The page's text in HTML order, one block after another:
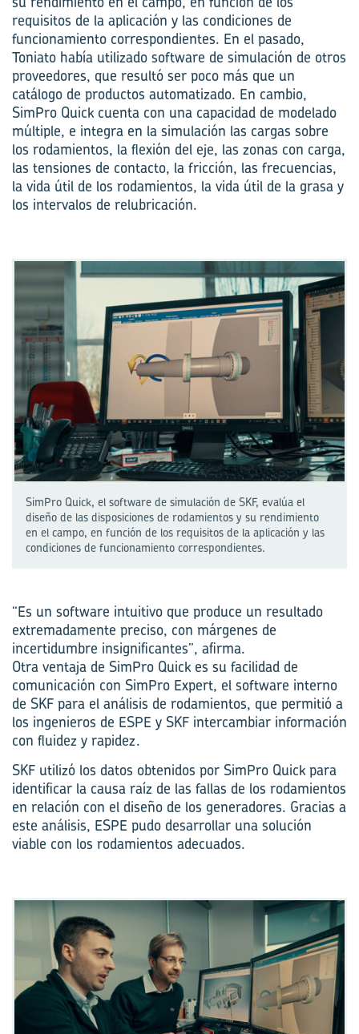
requisitos de la aplicación y las condiciones de
funcionamiento correspondientes. En el pasado,
Toniato había utilizado software de simulación de otros
proveedores, que resultó ser poco más que un
catálogo de productos automatizado. En cambio,
SimPro Quick cuenta con una capacidad de modelado
múltiple, e integra en la simulación las cargas sobre
los rodamientos, la flexión del eje, las zonas con carga,
las tensiones de contacto, la fricción, las frecuencias,
la vida útil de los rodamientos, la vida útil de la grasa y
los intervalos de relubricación.
SimPro Quick, el software de simulación de SKF, evalúa el
diseño de las disposiciones de rodamientos y su rendimiento
en el campo, en función de los requisitos de la aplicación y las
condiciones de funcionamiento correspondientes.
“Es un software intuitivo que produce un resultado
extremadamente preciso, con márgenes de
incertidumbre insignificantes”, afirma.
Otra ventaja de SimPro Quick es su facilidad de
comunicación con SimPro Expert, el software interno
de SKF para el análisis de rodamientos, que permitió a
los ingenieros de ESPE y SKF intercambiar información
con fluidez y rapidez.
SKF utilizó los datos obtenidos por SimPro Quick para
identificar la causa raíz de las fallas de los rodamientos
en relación con el diseño de los generadores. Gracias a
este análisis, ESPE pudo desarrollar una solución
viable con los rodamientos adecuados.